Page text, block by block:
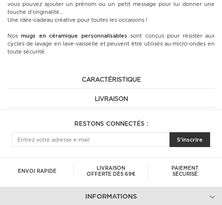
vous pouvez ajouter un prénom ou un petit message pour lui donner une
touche d'originalité...
Une idée-cadeau créative pour toutes les occasions !
Nosmugs en céramique personnalisables sont conçus pour résister aux
cycles de lavage en lave-vaisselle et peuvent être utilisés au micro-ondes en
toute sécurité.
CARACTÉRISTIQUE
LIVRAISON
RESTONS CONNECTÉS :
S'inscrire
ENVOI RAPIDE
LIVRAISON
OFFERTE DÈS 69€
PAIEMENT
SÉCURISÉ
INFORMATIONS